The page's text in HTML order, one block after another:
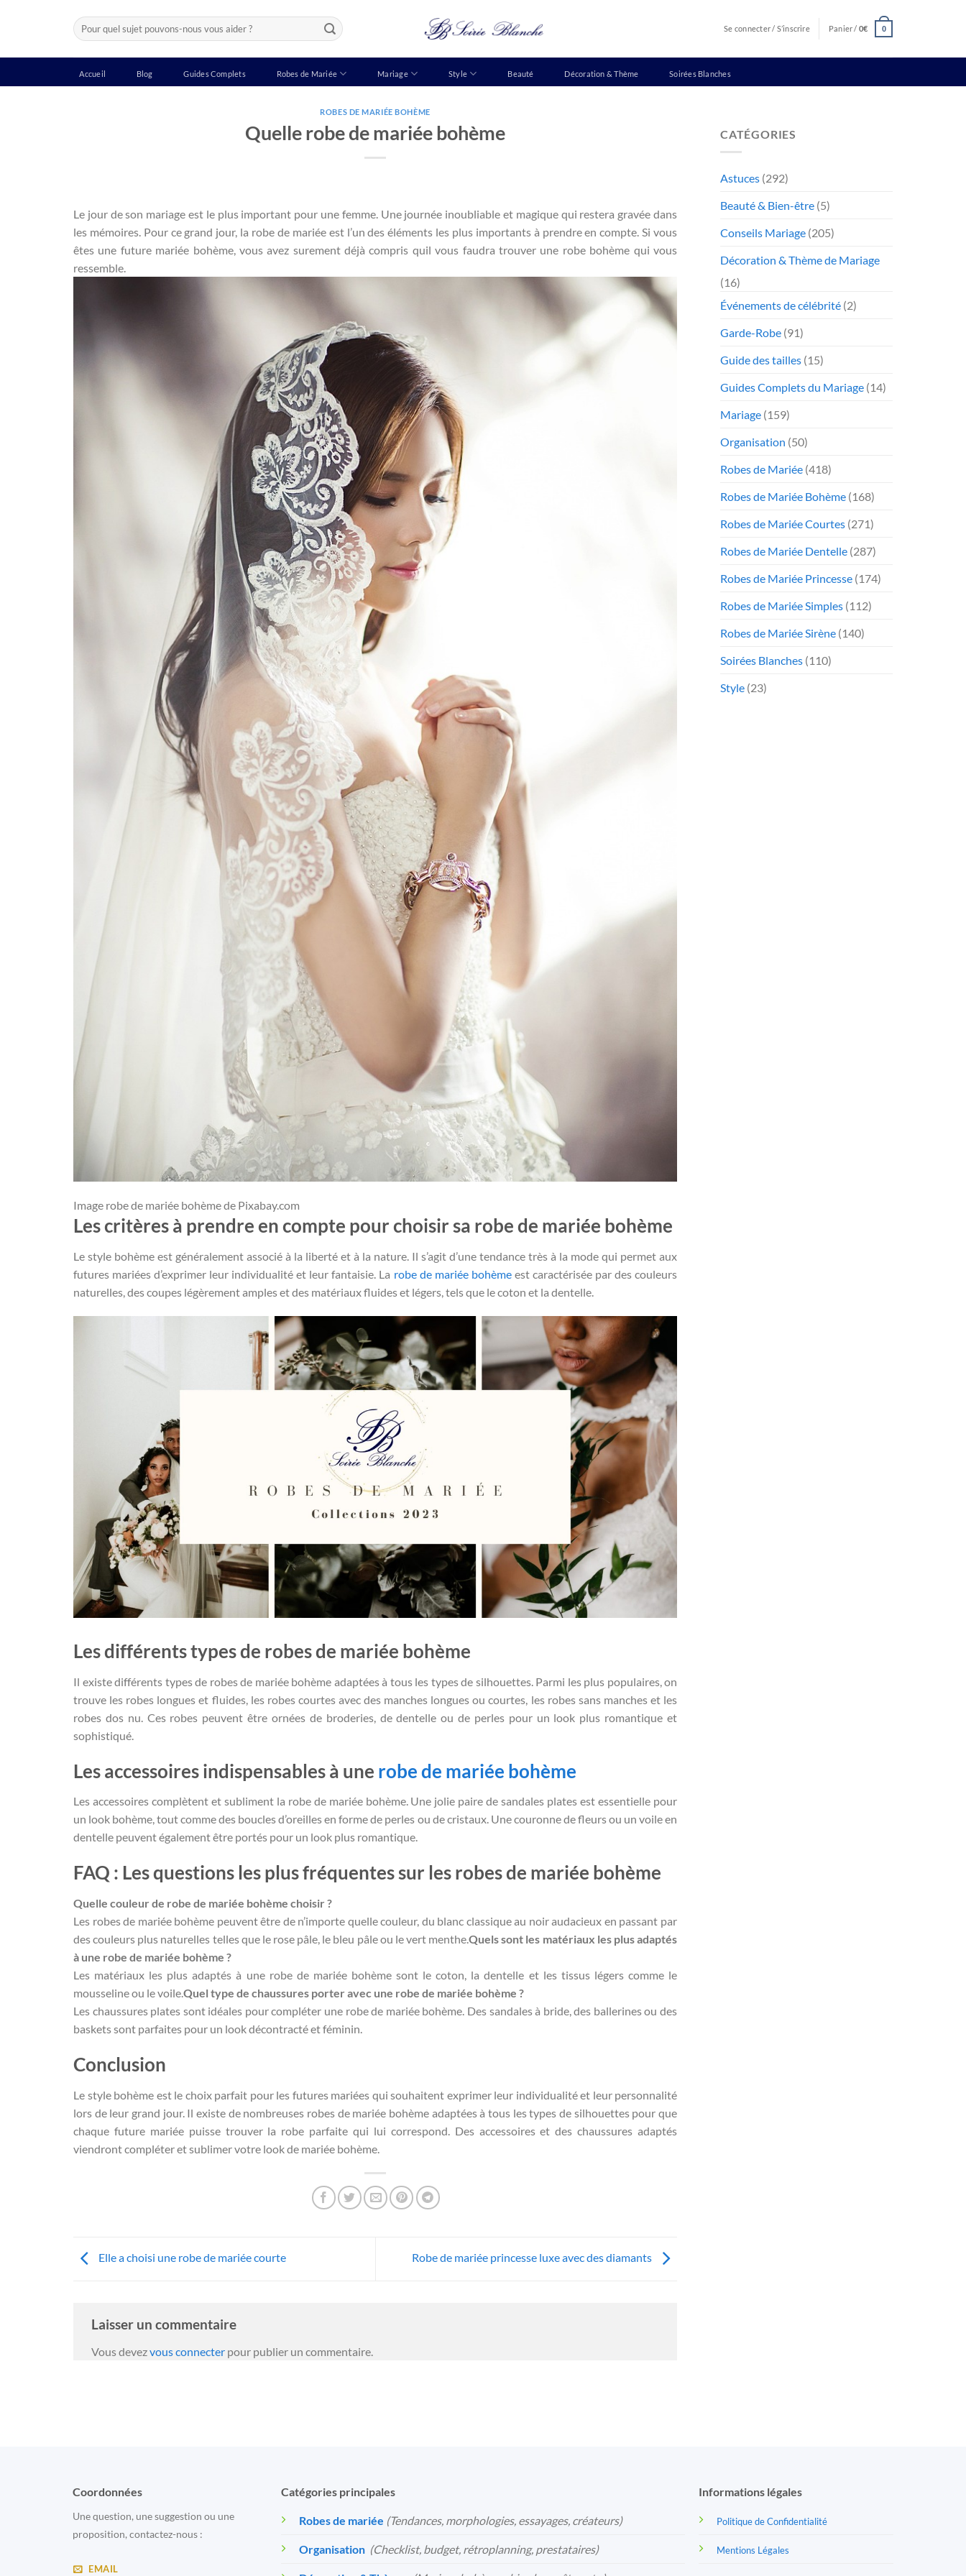
Recherche
pour :
Se connecter / S’inscrire Panier / 0€ 0
Accueil Blog Guides Complets Robes de Mariée Mariage Style Beauté Décoration & Thème Soirées Blanches
ROBES DE MARIÉE BOHÈME
Quelle robe de mariée bohème
Le jour de son mariage est le plus important pour une femme. Une journée inoubliable et magique qui restera gravée dans
les mémoires. Pour ce grand jour, la robe de mariée est l’un des éléments les plus importants à prendre en compte. Si vous
êtes une future mariée bohème, vous avez surement déjà compris quil vous faudra trouver une robe bohème qui vous
ressemble.
Image robe de mariée bohème de Pixabay.com
Les critères à prendre en compte pour choisir sa robe de mariée bohème
Le style bohème est généralement associé à la liberté et à la nature. Il s’agit d’une tendance très à la mode qui permet aux
futures mariées d’exprimer leur individualité et leur fantaisie. La robe de mariée bohèmeest caractérisée par des couleurs
naturelles, des coupes légèrement amples et des matériaux fluides et légers, tels que le coton et la dentelle.
Les différents types de robes de mariée bohème
Il existe différents types de robes de mariée bohème adaptées à tous les types de silhouettes. Parmi les plus populaires, on
trouve les robes longues et fluides, les robes courtes avec des manches longues ou courtes, les robes sans manches et les
robes dos nu. Ces robes peuvent être ornées de broderies, de dentelle ou de perles pour un look plus romantique et
sophistiqué.
Les accessoires indispensables à une robe de mariée bohème
Les accessoires complètent et subliment la robe de mariée bohème. Une jolie paire de sandales plates est essentielle pour
un look bohème, tout comme des boucles d’oreilles en forme de perles ou de cristaux. Une couronne de fleurs ou un voile en
dentelle peuvent également être portés pour un look plus romantique.
FAQ : Les questions les plus fréquentes sur les robes de mariée bohème
Quelle couleur de robe de mariée bohème choisir ?
Les robes de mariée bohème peuvent être de n’importe quelle couleur, du blanc classique au noir audacieux en passant par
des couleurs plus naturelles telles que le rose pâle, le bleu pâle ou le vert menthe.Quels sont les matériaux les plus adaptés
à une robe de mariée bohème ?
Les matériaux les plus adaptés à une robe de mariée bohème sont le coton, la dentelle et les tissus légers comme le
mousseline ou le voile.Quel type de chaussures porter avec une robe de mariée bohème ?
Les chaussures plates sont idéales pour compléter une robe de mariée bohème. Des sandales à bride, des ballerines ou des
baskets sont parfaites pour un look décontracté et féminin.
Conclusion
Le style bohème est le choix parfait pour les futures mariées qui souhaitent exprimer leur individualité et leur personnalité
lors de leur grand jour. Il existe de nombreuses robes de mariée bohème adaptées à tous les types de silhouettes pour que
chaque future mariée puisse trouver la robe parfaite qui lui correspond. Des accessoires et des chaussures adaptés
viendront compléter et sublimer votre look de mariée bohème.
Elle a choisi une robe de mariée courte Robe de mariée princesse luxe avec des diamants
Laisser un commentaire
Vous devezvous connecter pour publier un commentaire.
CATÉGORIES
Astuces (292)
Beauté & Bien-être (5)
Conseils Mariage (205)
Décoration & Thème de Mariage
(16)
Événements de célébrité (2)
Garde-Robe (91)
Guide des tailles (15)
Guides Complets du Mariage (14)
Mariage (159)
Organisation (50)
Robes de Mariée (418)
Robes de Mariée Bohème (168)
Robes de Mariée Courtes (271)
Robes de Mariée Dentelle (287)
Robes de Mariée Princesse (174)
Robes de Mariée Simples (112)
Robes de Mariée Sirène (140)
Soirées Blanches (110)
Style (23)
Coordonnées
Une question, une suggestion ou une
proposition, contactez-nous :
EMAIL
Catégories principales
Robes de mariée (Tendances, morphologies, essayages, créateurs)
Organisation (Checklist, budget, rétroplanning, prestataires)
Informations légales
Politique de Confidentialité
Mentions Légales